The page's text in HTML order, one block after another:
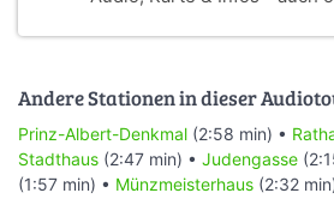
Andere Stationen in dieser
Prinz-Albert-Denkmal (2:58 min) •
Stadthaus (2:47 min) • Judengasse
(1:57 min) • Münzmeisterhaus (2:32